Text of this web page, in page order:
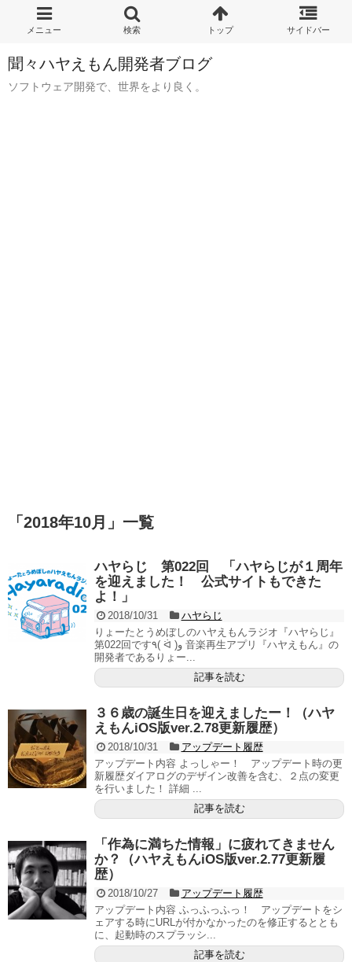
聞々ハヤえもん開発者ブログ
ソフトウェア開発で、世界をより良く。
「 2018年10月 」 一覧
ハヤらじ 第022回 「ハヤらじが１周年
を迎えました！ 公式サイトもできた
よ！」
2018/10/31
ハヤらじ
りょーたとうめぼしのハヤえもんラジオ『ハヤらじ』
第022回です٩( ᐛ )و 音楽再生アプリ『ハヤえもん』の
開発者であるりょー...
記事を読む
３６歳の誕生日を迎えましたー！（ハヤ
えもんiOS版ver.2.78更新履歴）
2018/10/31
アップデート履歴
アップデート内容 よっしゃー！ アップデート時の更
新履歴ダイアログのデザイン改善を含む、２点の変更
を行いました！ 詳細 ...
記事を読む
「作為に満ちた情報」に疲れてきません
か？（ハヤえもんiOS版ver.2.77更新履
歴）
2018/10/27
アップデート履歴
アップデート内容 ふっふっふっ！ アップデートをシ
ェアする時にURLが付かなかったのを修正するととも
に、起動時のスプラッシ...
記事を読む